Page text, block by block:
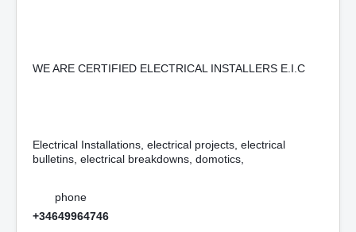
WE ARE CERTIFIED ELECTRICAL INSTALLERS E.I.C
Electrical Installations, electrical projects, electrical
bulletins, electrical breakdowns, domotics,
phone
+34649964746